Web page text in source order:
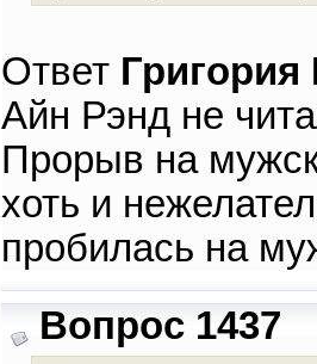
Ответ
Айн Рэнд не
Прорыв на
хоть и
пробилась на
Вопрос 1437